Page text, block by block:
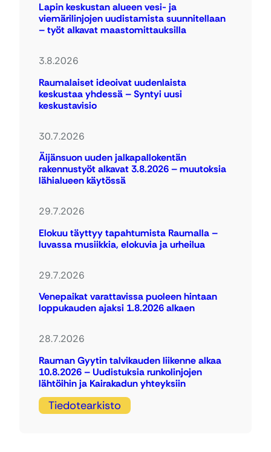
Lapin keskustan alueen vesi- ja
viemärilinjojen uudistamista suunnitellaan
– työt alkavat maastomittauksilla
3.8.2026
Raumalaiset ideoivat uudenlaista
keskustaa yhdessä – Syntyi uusi
keskustavisio
30.7.2026
Äijänsuon uuden jalkapallokentän
rakennustyöt alkavat 3.8.2026 – muutoksia
lähialueen käytössä
29.7.2026
Elokuu täyttyy tapahtumista Raumalla –
luvassa musiikkia, elokuvia ja urheilua
29.7.2026
Venepaikat varattavissa puoleen hintaan
loppukauden ajaksi 1.8.2026 alkaen
28.7.2026
Rauman Gyytin talvikauden liikenne alkaa
10.8.2026 – Uudistuksia runkolinjojen
lähtöihin ja Kairakadun yhteyksiin
Tiedotearkisto